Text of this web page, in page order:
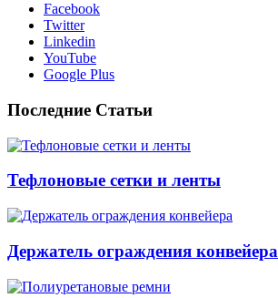
Facebook
Twitter
Linkedin
YouTube
Google Plus
Последние Статьи
Тефлоновые сетки и ленты
Держатель ограждения конвейера